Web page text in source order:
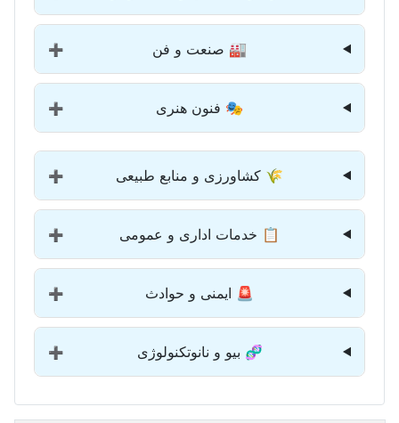
🏭 صنعت و فن ➕
🎭 فنون هنری ➕
🌾 کشاورزی و منابع طبیعی ➕
📋 خدمات اداری و عمومی ➕
🚨 ایمنی و حوادث ➕
🧬 بیو و نانوتکنولوژی ➕